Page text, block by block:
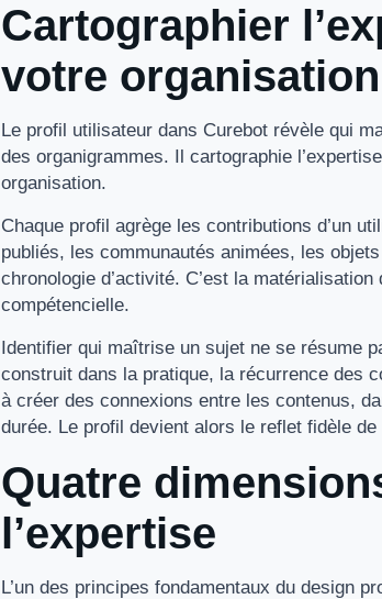
Cartographier
votre organisation
Le profil utilisateur dans Curebot révèle qui
des organigrammes. Il cartographie
organisation.
Chaque profil agrège les contributions d’un
publiés, les communautés animées, les
chronologie d’activité. C’est la
compétencielle.
Identifier qui maîtrise un sujet ne se résume
construit dans la pratique, la récurrence des
à créer des connexions entre les contenus,
durée. Le profil devient alors le reflet fidèle de
Quatre
l’expertise
L’un des principes fondamentaux du design